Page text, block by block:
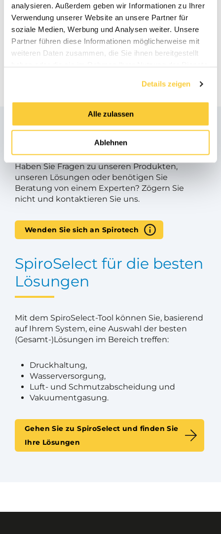
analysieren. Außerdem geben wir Informationen zu Ihrer
Verwendung unserer Website an unsere Partner für
soziale Medien, Werbung und Analysen weiter. Unsere
Partner führen diese Informationen möglicherweise mit
weiteren Daten zusammen, die Sie ihnen bereitgestellt
Details zeigen
Alle zulassen
Ablehnen
optimale Entgasungsleistung in Heiz- und
Kühlsystemen zu gewährleisten.
Unser Sortiment Vakuumentgaser
Haben Sie Fragen?
Haben Sie Fragen zu unseren Produkten,
unseren Lösungen oder benötigen Sie
Beratung von einem Experten? Zögern Sie
nicht und kontaktieren Sie uns.
Wenden Sie sich an Spirotech
SpiroSelect für die besten
Lösungen
Mit dem SpiroSelect-Tool können Sie, basierend
auf Ihrem System, eine Auswahl der besten
(Gesamt-)Lösungen im Bereich treffen:
Druckhaltung,
Wasserversorgung,
Luft- und Schmutzabscheidung und
Vakuumentgasung.
Gehen Sie zu SpiroSelect und finden Sie
Ihre Lösungen